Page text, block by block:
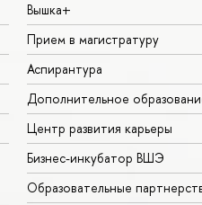
Вышка+
Прием в магистратуру
Аспирантура
Дополнительное
Центр развития карьеры
Бизнес-инкубатор ВШЭ
Образовательные